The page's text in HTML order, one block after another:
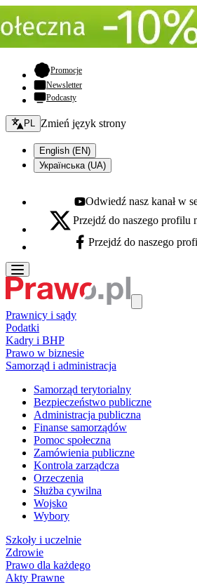
Promocje- otwiera się w nowej karcie
Newsletter
Podcasty
Zmień język - bieżący:
PL Zmień język strony
English (EN)
Українська (UA)
Youtube - otwiera się w nowej karcie
Odwiedź nasz kanał w
X - otwiera się w nowej karcie
Przejdź do naszego
Facebook - otwiera się w nowej
Przejdź do naszego
Prawnicy i sądy
Podatki
Kadry i BHP
Prawo w biznesie
Samorząd i administracja
Samorząd terytorialny
Bezpieczeństwo publiczne
Administracja publiczna
Finanse samorządów
Pomoc społeczna
Zamówienia publiczne
Kontrola zarządcza
Orzeczenia
Służba cywilna
Wojsko
Wybory
Szkoły i uczelnie
Zdrowie
Prawo dla każdego
Akty Prawne